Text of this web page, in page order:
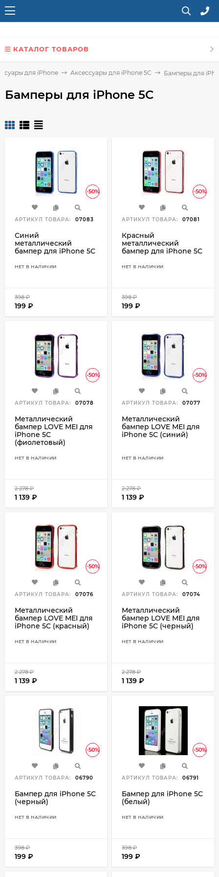
КАТАЛОГ ТОВАРОВ
для iPhone Аксессуары для iPhone 5C Бамперы для
Бамперы для iPhone 5C
-50%
АРТИКУЛ ТОВАРА: 07083
Синий
металлический
бампер для iPhone 5C
НЕТ В НАЛИЧИИ
398₽
199 ₽
-50%
АРТИКУЛ ТОВАРА: 07081
Красный
металлический
бампер для iPhone 5C
НЕТ В НАЛИЧИИ
398₽
199 ₽
-50%
АРТИКУЛ ТОВАРА: 07078
Металлический
бампер LOVE MEI для
iPhone 5C
(фиолетовый)
НЕТ В НАЛИЧИИ
2 278₽
1 139 ₽
-50%
АРТИКУЛ ТОВАРА: 07077
Металлический
бампер LOVE MEI для
iPhone 5C (синий)
НЕТ В НАЛИЧИИ
2 278₽
1 139 ₽
-50%
АРТИКУЛ ТОВАРА: 07076
Металлический
бампер LOVE MEI для
iPhone 5C (красный)
НЕТ В НАЛИЧИИ
2 278₽
1 139 ₽
-50%
АРТИКУЛ ТОВАРА: 07074
Металлический
бампер LOVE MEI для
iPhone 5C (черный)
НЕТ В НАЛИЧИИ
2 278₽
1 139 ₽
-50%
АРТИКУЛ ТОВАРА: 06790
Бампер для iPhone 5C
(черный)
НЕТ В НАЛИЧИИ
398₽
199 ₽
-50%
АРТИКУЛ ТОВАРА: 06791
Бампер для iPhone 5C
(белый)
НЕТ В НАЛИЧИИ
398₽
199 ₽